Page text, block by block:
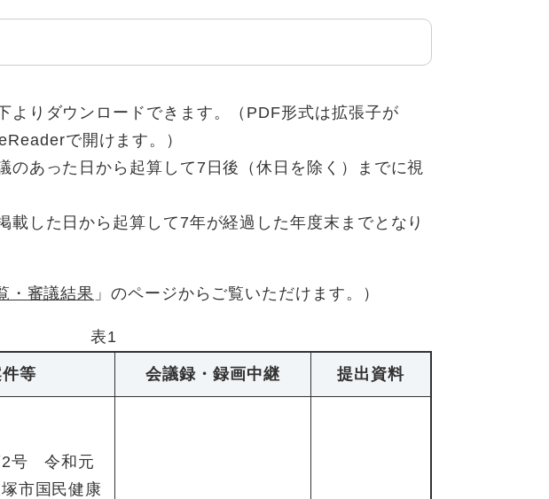
よりダウンロードできます。（PDF形式は拡張子が
で開けます。）
のあった日から起算して7日後（休日を除く）までに視
載した日から起算して7年が経過した年度末までとなり
・審議結果 」のページからご覧いただけます。）
表1
等 会議録・録画中継 提出資料
2号 令和元
市国民健康